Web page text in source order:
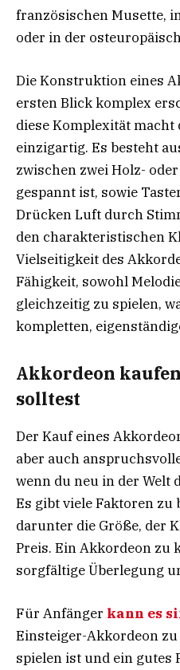
französischen Musette,
oder in der
Die Konstruktion eines
ersten Blick komplex
diese Komplexität
einzigartig. Es besteht
zwischen zwei Holz-
gespannt ist, sowie
Drücken Luft durch
den charakteristischen
Vielseitigkeit des
Fähigkeit, sowohl
gleichzeitig zu spielen,
kompletten,
Akkordeon
solltest
Der Kauf eines
aber auch
wenn du neu in der Welt
Es gibt viele Faktoren
darunter die Größe, der
Preis. Ein Akkordeon zu
sorgfältige Überlegung
Für Anfänger kann es
Einsteiger-Akkordeon
spielen ist und ein gutes